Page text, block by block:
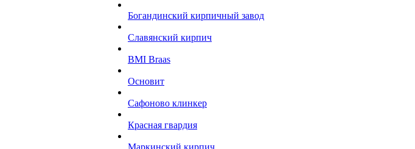
Богандинский кирпичный завод
Славянский кирпич
BMI Braas
Основит
Сафоново клинкер
Красная гвардия
Маркинский кирпич